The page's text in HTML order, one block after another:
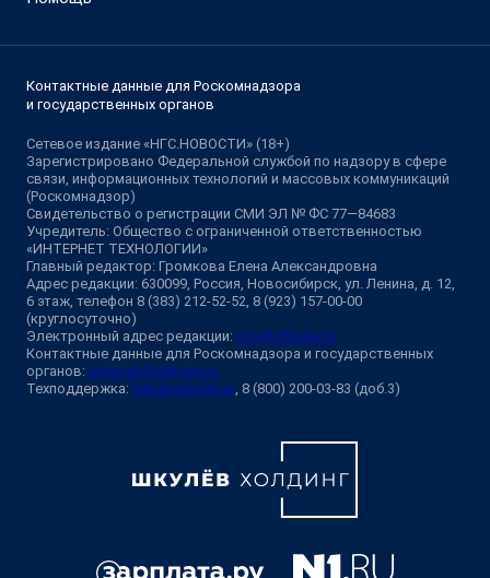
Контактные данные для Роскомнадзора
и государственных органов
Сетевое издание «НГС.НОВОСТИ» (18+)
Зарегистрировано Федеральной службой по надзору в сфере
связи, информационных технологий и массовых коммуникаций
(Роскомнадзор)
Свидетельство о регистрации СМИ ЭЛ № ФС 77—84683
Учредитель: Общество с ограниченной ответственностью
«ИНТЕРНЕТ ТЕХНОЛОГИИ»
Главный редактор: Громкова Елена Александровна
Адрес редакции: 630099, Россия, Новосибирск, ул. Ленина, д. 12,
6 этаж, телефон 8 (383) 212-52-52, 8 (923) 157-00-00
(круглосуточно)
Электронный адрес редакции: ngs@shkulev.ru
Контактные данные для Роскомнадзора и государственных
органов: juristnsk@shkulev.ru
Техподдержка: help@shkulev.ru, 8 (800) 200-03-83 (доб.3)